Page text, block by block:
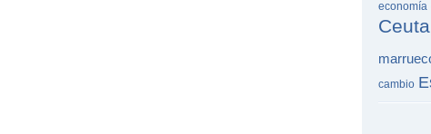
economía
Ceuta
cambio